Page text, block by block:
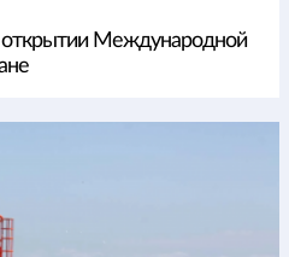
открытии Международной